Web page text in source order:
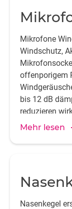
Mikrofone
Windschutz,
offenporigem
bis 12 dB
reduzieren
dem Wind
Mehr lesen
Nasenkegel